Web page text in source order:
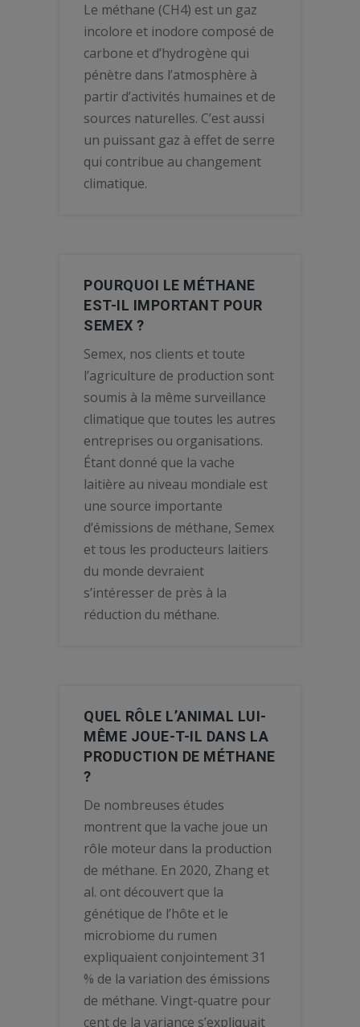
Le méthane (CH4) est un gaz
incolore et inodore composé de
carbone et d’hydrogène qui
pénètre dans l’atmosphère à
partir d’activités humaines et de
sources naturelles. C’est aussi
un puissant gaz à effet de serre
qui contribue au changement
climatique.
POURQUOI LE MÉTHANE
EST-IL IMPORTANT POUR
SEMEX ?
Semex, nos clients et toute
l’agriculture de production sont
soumis à la même surveillance
climatique que toutes les autres
entreprises ou organisations.
Étant donné que la vache
laitière au niveau mondiale est
une source importante
d’émissions de méthane, Semex
et tous les producteurs laitiers
du monde devraient
s’intéresser de près à la
réduction du méthane.
QUEL RÔLE L’ANIMAL LUI-
MÊME JOUE-T-IL DANS LA
PRODUCTION DE MÉTHANE
?
De nombreuses études
montrent que la vache joue un
rôle moteur dans la production
de méthane. En 2020, Zhang et
al. ont découvert que la
génétique de l’hôte et le
microbiome du rumen
expliquaient conjointement 31
% de la variation des émissions
de méthane. Vingt-quatre pour
cent de la variance s’expliquait